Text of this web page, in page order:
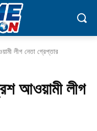
লীগ নেতা গ্রেপ্তার
আওয়ামী লীগ